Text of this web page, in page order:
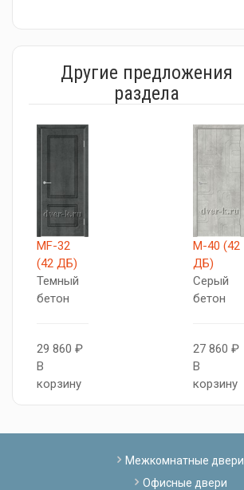
Другие предложения
раздела
MF-32
(42 ДБ)
Темный
бетон
29 860 ₽
В
корзину
М-40 (42
ДБ)
Серый
бетон
27 860 ₽
В
корзину
Межкомнатные двери
Офисные двери